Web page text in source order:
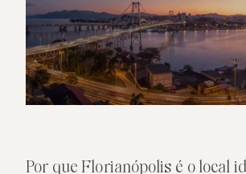
Por que Florianópolis é o local